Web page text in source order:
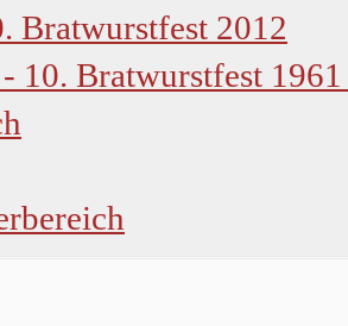
Bratwurstfest 2012
10. Bratwurstfest